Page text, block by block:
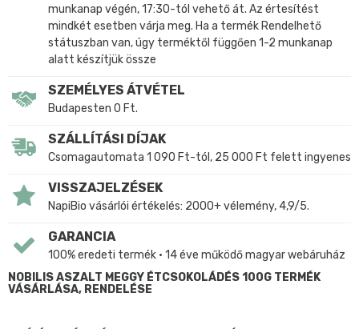
munkanap végén, 17:30-tól vehető át. Az értesítést
mindkét esetben várja meg. Ha a termék Rendelhető
státuszban van, úgy terméktől függően 1-2 munkanap
alatt készítjük össze
SZEMÉLYES ÁTVÉTEL
Budapesten 0 Ft.
SZÁLLÍTÁSI DÍJAK
Csomagautomata 1 090 Ft-tól, 25 000 Ft felett ingyenes
VISSZAJELZÉSEK
NapiBio vásárlói értékelés: 2000+ vélemény, 4,9/5.
GARANCIA
100% eredeti termék • 14 éve működő magyar webáruház
NOBILIS ASZALT MEGGY ÉTCSOKOLÁDÉS 100G TERMÉK
VÁSÁRLÁSA, RENDELÉSE